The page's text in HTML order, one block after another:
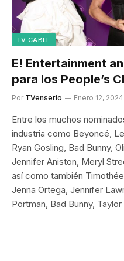
TV CABLE
E! Entertainment
para los People’s
Por TVenserio Enero 12, 2024
Entre los muchos
industria como Beyoncé,
Ryan Gosling, Bad Bunny,
Jennifer Aniston, Meryl
así como también
Jenna Ortega, Jennifer
Portman, Bad Bunny,